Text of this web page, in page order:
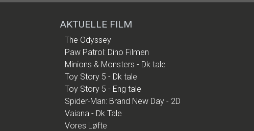
AKTUELLE FILM
The Odyssey
Paw Patrol: Dino Filmen
Minions & Monsters - Dk tale
Toy Story 5 - Dk tale
Toy Story 5 - Eng tale
Spider-Man: Brand New Day - 2D
Vaiana - Dk Tale
Vores Løfte